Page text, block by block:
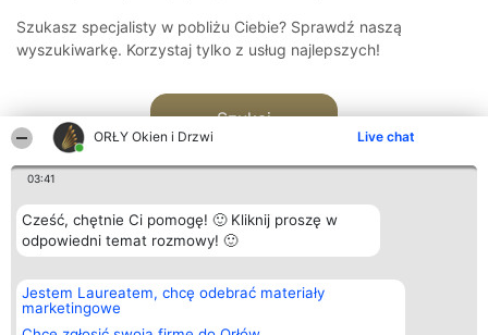
ORŁY Okien i Drzwi Live chat
03:41
Cześć, chętnie Ci pomogę! 🙂 Kliknij proszę w
odpowiedni temat rozmowy! 🙂
Jestem Laureatem, chcę odebrać materiały
marketingowe
Szukasz specjalisty w pobliżu Ciebie? Sprawdź naszą
wyszukiwarkę. Korzystaj tylko z usług najlepszych!
Szukaj
Organizator plebiscytu
Bright Side Solutions sp. z o.
o. sp. k.
ul. Ruska 22
Plebiscyt
Laureaci
wszystkich
Kontakt
Kontakt